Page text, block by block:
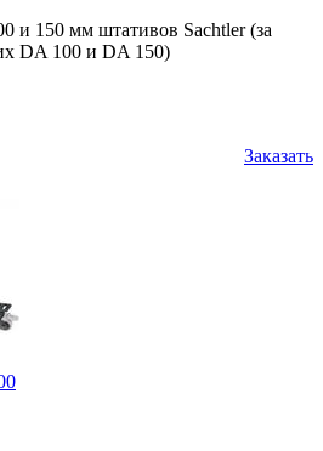
и 150 мм штативов Sachtler (за
DA 100 и DA 150)
Заказать